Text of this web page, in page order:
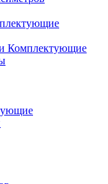
Комплектующие